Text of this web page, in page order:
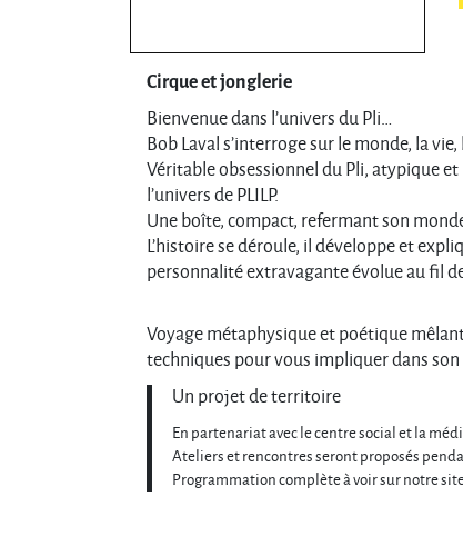
Cirque et jonglerie
Bienvenue dans l’univers du Pli…
Bob Laval s’interroge sur le monde, la
Véritable obsessionnel du Pli, atypique
l’univers de PLILP.
Une boîte, compact, refermant son
L’histoire se déroule, il développe et
personnalité extravagante évolue au fil
Voyage métaphysique et poétique
techniques pour vous impliquer dans
Un projet de territoire
En partenariat avec lecentre social et la
Ateliers et rencontres seront proposés
Programmation complète à voir sur notre